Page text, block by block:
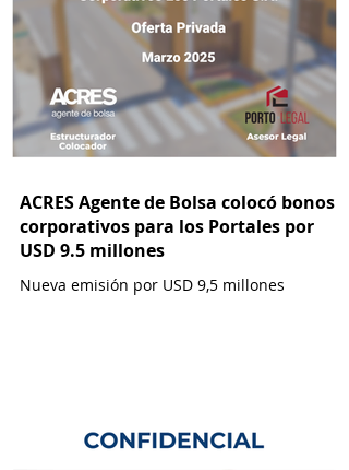
ACRES Agente de Bolsa colocó bonos
corporativos para los Portales por
USD 9.5 millones
Nueva emisión por USD 9,5 millones